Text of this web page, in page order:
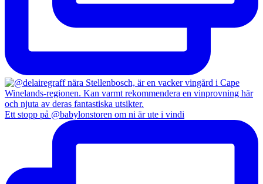
Ett stopp på @babylonstoren om ni är ute i vindi